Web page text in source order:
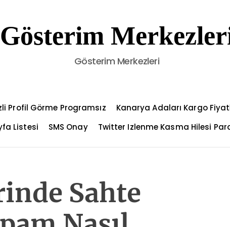
Gösterim
Gösterim Merkezleri
Profil Görme Programsız
Kanarya Adaları Kargo
Listesi SMS Onay Twitter Izlenme Kasma Hilesi
Sahte